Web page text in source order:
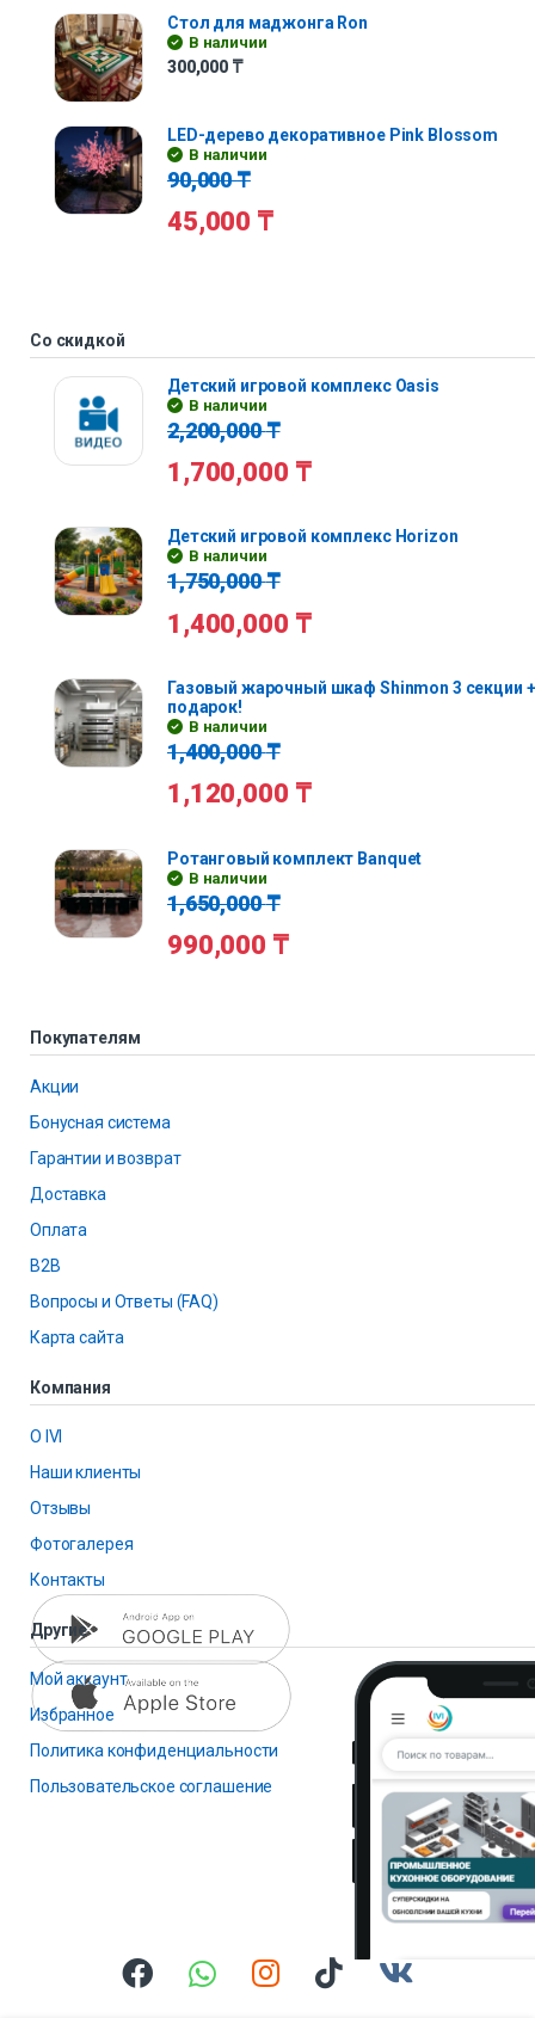
Стол для маджонга Ron
В наличии
300,000 ₸
LED-дерево декоративное Pink Blossom
В наличии
90,000₸
45,000 ₸
Со скидкой
Детский игровой комплекс Oasis
В наличии
2,200,000₸
1,700,000 ₸
Детский игровой комплекс Horizon
В наличии
1,750,000₸
1,400,000 ₸
Газовый жарочный шкаф Shinmon 3 секции
подарок!
В наличии
1,400,000₸
1,120,000 ₸
Ротанговый комплект Banquet
В наличии
1,650,000₸
990,000 ₸
Покупателям
Акции
Бонусная система
Гарантии и возврат
Доставка
Оплата
B2B
Вопросы и Ответы (FAQ)
Карта сайта
Компания
О IVI
Наши клиенты
Отзывы
Фотогалерея
Контакты
Другие
Мой аккаунт
Избранное
Политика конфиденциальности
Пользовательское соглашение